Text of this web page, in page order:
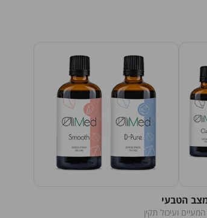
הטבעי
ועיכול תקין